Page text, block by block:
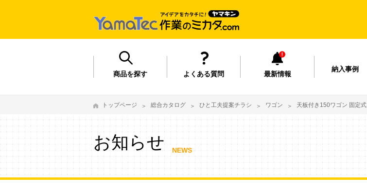
商品を探す よくある質問 最新情報
納入事例
トップページ 総合カタログ ひと工夫提案チラシ ワゴン 天板付き150ワゴン 固定式
お知らせ NEWS